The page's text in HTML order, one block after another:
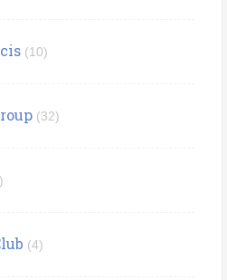
(10)
(32)
(4)